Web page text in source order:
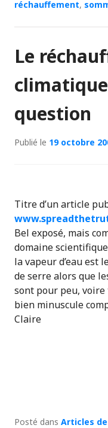
réchauffement,
Le
question
Publié le 19 octobre
Titre d’un article
Bel exposé, mais
domaine
la vapeur d’eau est
de serre alors que
sont pour peu,
bien minuscule
Claire
Posté dans Articles